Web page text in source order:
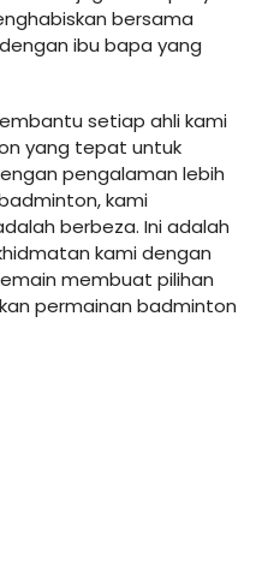
bersama
ibu bapa yang
setiap ahli kami
yang tepat untuk
pengalaman lebih
kami
berbeza. Ini adalah
kami dengan
membuat pilihan
permainan badminton